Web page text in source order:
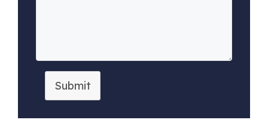
Submit